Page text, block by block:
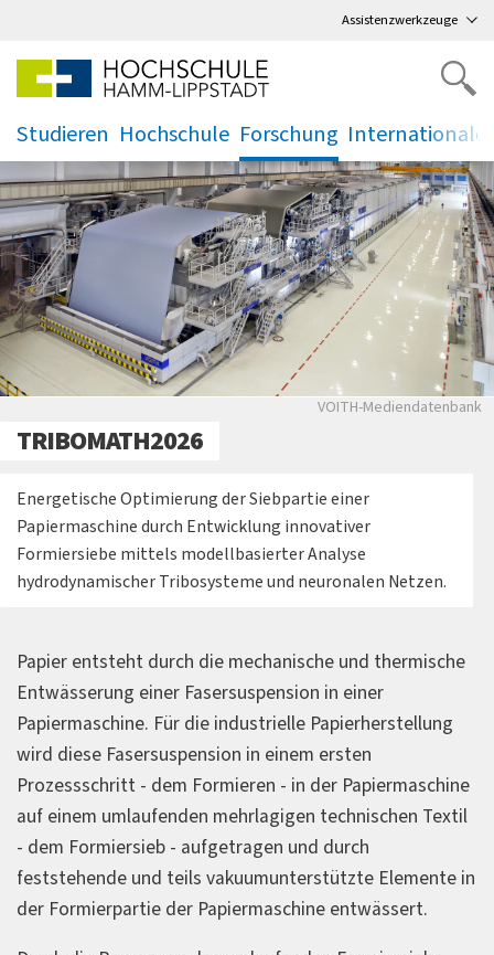
Assistenzwerkzeuge
Studieren
.
Hochschule
.
Forschung
. .
VOITH-
VOITH-Mediendatenbank
TRIBOMATH2026
Energetische Optimierung der Siebpartie einer
Papiermaschine durch Entwicklung innovativer
Formiersiebe mittels modellbasierter Analyse
hydrodynamischer Tribosysteme und neuronalen Netzen.
Papier entsteht durch die mechanische und thermische
Entwässerung einer Fasersuspension in einer
Papiermaschine. Für die industrielle Papierherstellung
wird diese Fasersuspension in einem ersten
Prozessschritt - dem Formieren - in der Papiermaschine
auf einem umlaufenden mehrlagigen technischen Textil
- dem Formiersieb - aufgetragen und durch
feststehende und teils vakuumunterstützte Elemente in
der Formierpartie der Papiermaschine entwässert.